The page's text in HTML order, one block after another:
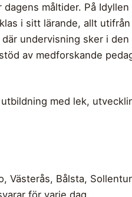
måltider. På
i sitt lärande, allt
undervisning sker i
av medforskande
med lek,
Bålsta,